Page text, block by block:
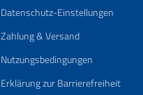
Datenschutz-Einstellungen
Zahlung & Versand
Nutzungsbedingungen
Erklärung zur Barrierefreiheit